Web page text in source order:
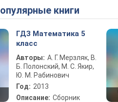
книги
ГДЗ Математика 5
класс
Авторы: А. Г. Мерзляк, В.
Б. Полонский, М. С. Якир,
Ю. М. Рабинович
Год: 2013
Описание: Сборник